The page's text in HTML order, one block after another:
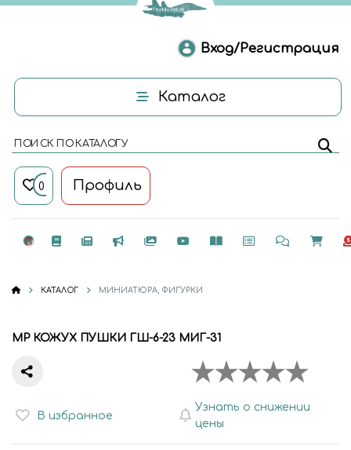
Вход/Регистрация
Каталог
ПОИСК ПО КАТАЛОГУ
0 Профиль
КАТАЛОГ МИНИАТЮРА, ФИГУРКИ
MP КОЖУХ ПУШКИ ГШ-6-23 МИГ-31
В избранное
Узнать о снижении
цены